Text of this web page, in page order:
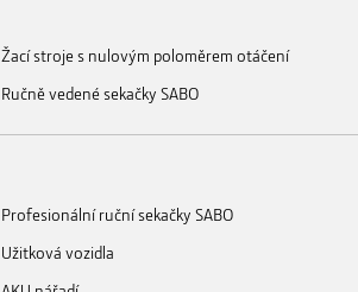
Žací stroje s nulovým poloměrem otáčení
Ručně vedené sekačky SABO
Profesionální ruční sekačky SABO
Užitková vozidla